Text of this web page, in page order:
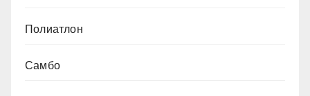
Полиатлон
Самбо